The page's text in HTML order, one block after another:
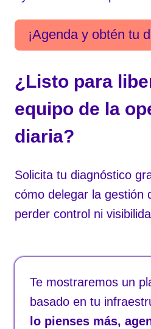
¡Agenda y obtén tu
¿Listo para
equipo de la
diaria?
Solicita tu diagnóstico
cómo delegar la gestión
perder control ni
Te mostraremos un
basado en tu
lo pienses más,